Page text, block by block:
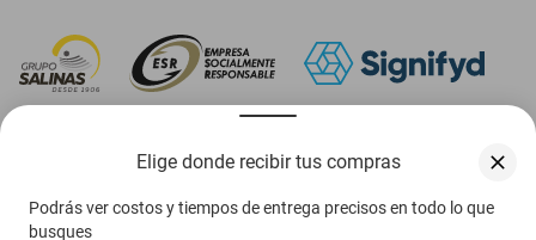
Elige donde recibir tus compras
Podrás ver costos y tiempos de entrega precisos en todo lo que
busques